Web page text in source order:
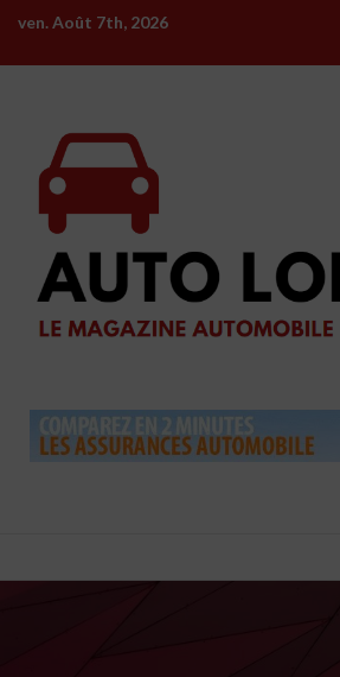
content
ven. Août 7th, 2026